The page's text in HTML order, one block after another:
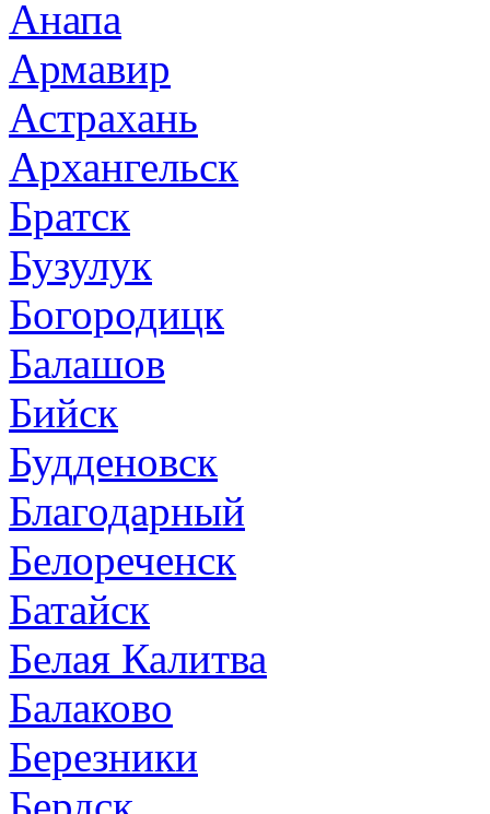
Анапа
Армавир
Астрахань
Архангельск
Братск
Бузулук
Богородицк
Балашов
Бийск
Будденовск
Благодарный
Белореченск
Батайск
Белая Калитва
Балаково
Березники